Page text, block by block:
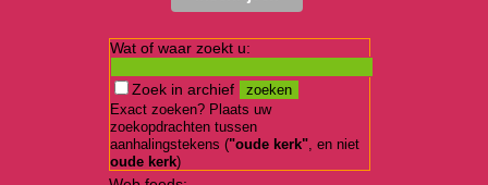
Wat of waar zoekt u:
Zoek in archief
Exact zoeken? Plaats uw
zoekopdrachten tussen
aanhalingstekens ("oude kerk", en niet
oude kerk)